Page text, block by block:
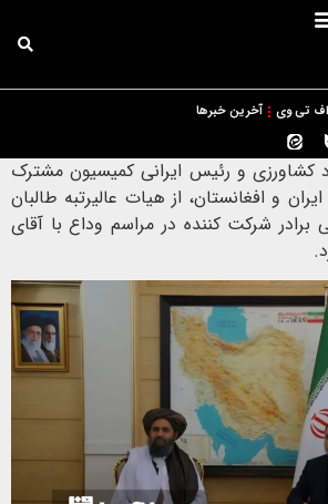
تی وی آخرین خبرها
کشاورزی و رئیس ایرانی کمیسیون مشترک
و افغانستان، از هیات عالیرتبه طالبان
برادر شرکت کننده در مراسم وداع با آقای